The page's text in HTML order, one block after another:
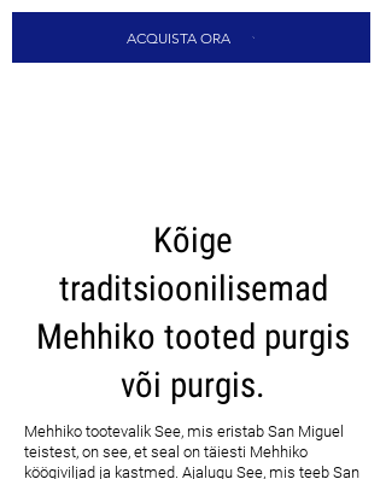
ACQUISTA ORA
Kõige
traditsioonilisemad
Mehhiko tooted purgis
või purgis.
Mehhiko tootevalik See, mis eristab San Miguel
teistest, on see, et seal on täiesti Mehhiko
köögiviljad ja kastmed. Ajalugu See, mis teeb San